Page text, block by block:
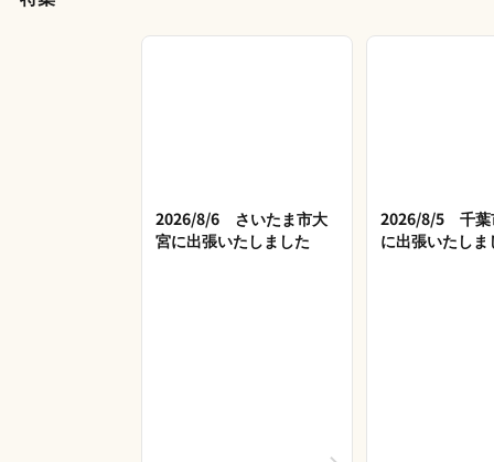
2026/8/6 さいたま市大
宮に出張いたしました
2026/8/5 千葉
に出張いたしま